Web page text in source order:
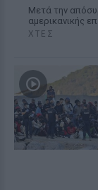
Μετά την
αμερικανικής
ΧΤΕΣ